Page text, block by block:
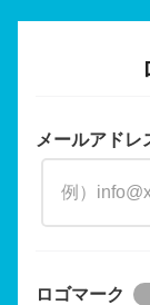
メールアドレ
ロゴマーク